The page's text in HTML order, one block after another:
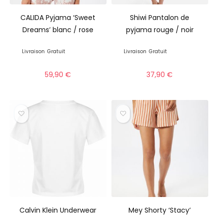
CALIDA Pyjama ‘Sweet
Dreams’ blanc / rose
Livraison Gratuit
59,90€
Shiwi Pantalon de
pyjama rouge / noir
Livraison Gratuit
37,90€
Calvin Klein Underwear
Mey Shorty ‘Stacy’